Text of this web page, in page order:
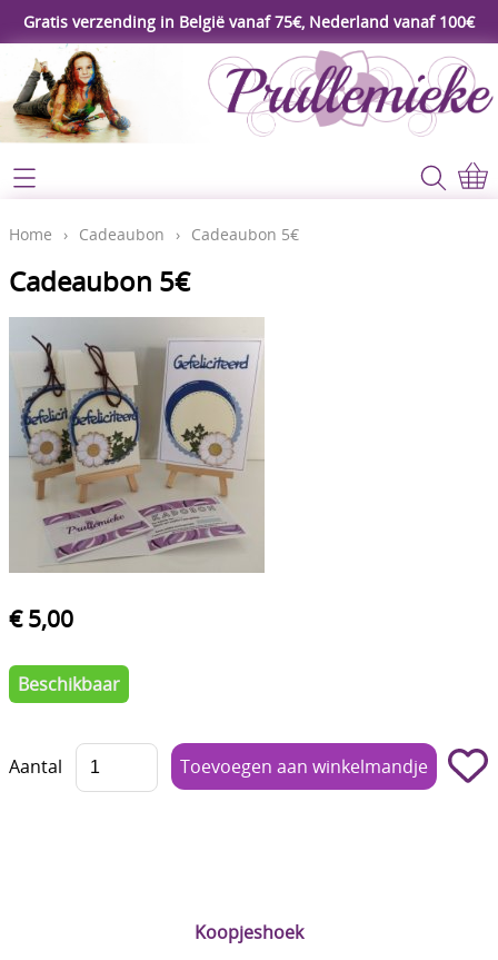
Gratis verzending in België vanaf 75€, Nederland vanaf 100€
Webshop
Koopjeshoek
****Nieuw****
Workshop
Gereedschap
Lijm - Tape - Magneten
Papier - karton - enveloppen
Kaarten maken - Scrapbook
Boetseren - Modelleren
Bullet Journalling
Tekenen - Schrijven - kleuren
Basis
Home
Contact
Mijn account
Video's
Blog
Koopjeshoek
Home › Cadeaubon › Cadeaubon 5€
Cadeaubon 5€
€ 5,00
Beschikbaar
Aantal